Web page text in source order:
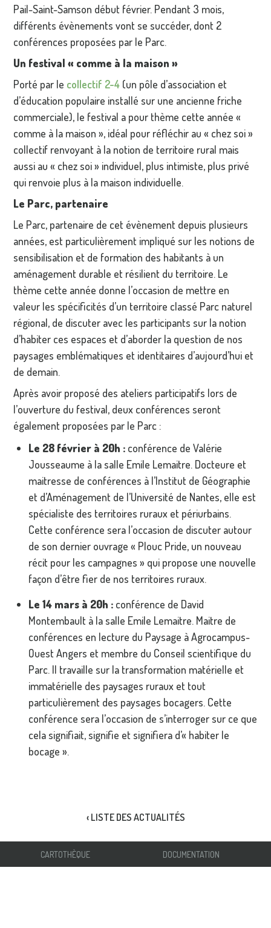
Pail-Saint-Samson début février. Pendant 3 mois,
différents évènements vont se succéder, dont 2
conférences proposées par le Parc.
Un festival « comme à la maison »
Porté par le collectif 2-4 (un pôle d’association et
d’éducation populaire installé sur une ancienne friche
commerciale), le festival a pour thème cette année «
comme à la maison », idéal pour réfléchir au « chez soi »
collectif renvoyant à la notion de territoire rural mais
aussi au « chez soi » individuel, plus intimiste, plus privé
qui renvoie plus à la maison individuelle.
Le Parc, partenaire
Le Parc, partenaire de cet évènement depuis plusieurs
années, est particulièrement impliqué sur les notions de
sensibilisation et de formation des habitants à un
aménagement durable et résilient du territoire. Le
thème cette année donne l’occasion de mettre en
valeur les spécificités d’un territoire classé Parc naturel
régional, de discuter avec les participants sur la notion
d’habiter ces espaces et d’aborder la question de nos
paysages emblématiques et identitaires d’aujourd’hui et
de demain.
Après avoir proposé des ateliers participatifs lors de
l’ouverture du festival, deux conférences seront
également proposées par le Parc :
Le 28 février à 20h : conférence de Valérie
Jousseaume à la salle Emile Lemaitre. Docteure et
maitresse de conférences à l’Institut de Géographie
et d’Aménagement de l’Université de Nantes, elle est
spécialiste des territoires ruraux et périurbains.
Cette conférence sera l’occasion de discuter autour
de son dernier ouvrage « Plouc Pride, un nouveau
récit pour les campagnes » qui propose une nouvelle
façon d’être fier de nos territoires ruraux.
Le 14 mars à 20h : conférence de David
Montembault à la salle Emile Lemaitre. Maitre de
conférences en lecture du Paysage à Agrocampus-
Ouest Angers et membre du Conseil scientifique du
Parc. Il travaille sur la transformation matérielle et
immatérielle des paysages ruraux et tout
particulièrement des paysages bocagers. Cette
conférence sera l’occasion de s’interroger sur ce que
cela signifiait, signifie et signifiera d’« habiter le
bocage ».
‹ LISTE DES ACTUALITÉS
CARTOTHÈQUE DOCUMENTATION